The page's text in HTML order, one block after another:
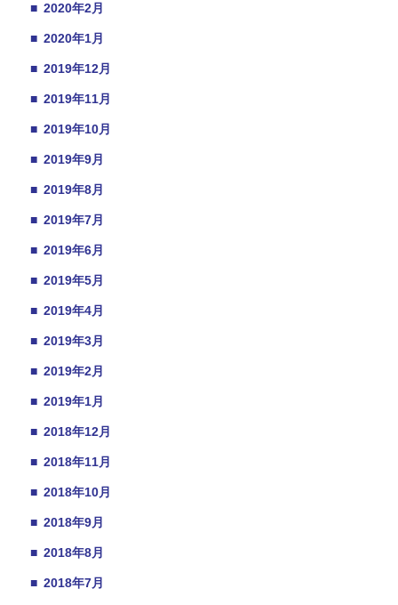
■ 2020年2月
■ 2020年1月
■ 2019年12月
■ 2019年11月
■ 2019年10月
■ 2019年9月
■ 2019年8月
■ 2019年7月
■ 2019年6月
■ 2019年5月
■ 2019年4月
■ 2019年3月
■ 2019年2月
■ 2019年1月
■ 2018年12月
■ 2018年11月
■ 2018年10月
■ 2018年9月
■ 2018年8月
■ 2018年7月